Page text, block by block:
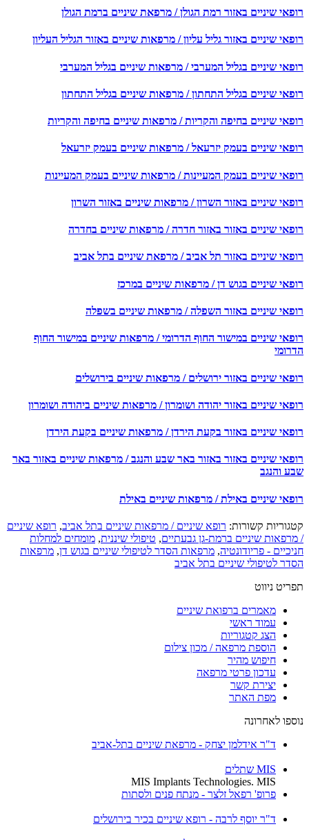
שיניים באזור רמת הגולן / מרפאת שיניים ברמת הגולן
שיניים באזור גליל עליון / מרפאות שיניים באזור הגליל העליון
שיניים בגליל המערבי / מרפאות שיניים בגליל המערבי
שיניים בגליל התחתון / מרפאות שיניים בגליל התחתון
שיניים בחיפה והקריות / מרפאות שיניים בחיפה והקריות
שיניים בעמק יזרעאל / מרפאות שיניים בעמק יזרעאל
שיניים בעמק המעיינות / מרפאות שיניים בעמק המעיינות
שיניים באזור השרון / מרפאות שיניים באזור השרון
שיניים באזור באזור חדרה / מרפאות שיניים בחדרה
שיניים באזור תל אביב / מרפאת שיניים בתל אביב
שיניים בגוש דן / מרפאות שיניים במרכז
שיניים באזור השפלה / מרפאות שיניים בשפלה
שיניים במישור החוף הדרומי / מרפאות שיניים במישור החוף
שיניים באזור ירושלים / מרפאות שיניים בירושלים
שיניים באזור יהודה ושומרון / מרפאות שיניים ביהודה ושומרון
שיניים באזור בקעת הירדן / מרפאות שיניים בקעת הירדן
שיניים באזור באזור באר שבע והנגב / מרפאות שיניים באזור באר
והנגב
שיניים באילת / מרפאות שיניים באילת
קשורות:רופא שיניים / מרפאות שיניים בתל אביב,רופא שיניים
שיניים ברמת-גן גבעתיים,טיפולי שיננית,מומחים למחלות
- פריודונטיה,מרפאות הסדר לטיפולי שיניים בגוש דן, מרפאות
לטיפולי שיניים בתל אביב
ניווט
מאמרים ברפואת שיניים
עמוד ראשי
הצג קטגוריות
הוספת מרפאה / מכון צילום
חיפוש מהיר
עדכון פרטי מרפאה
יצירת קשר
מפת האתר
לאחרונה
ד"ר אידלמן יצחק - מרפאת שיניים בתל-אביב
MIS שתלים
MIS Implants Technologies. MIS
פרופ' רפאל זלצר - מנתח פנים ולסתות
ד"ר יוסף לרבה - רופא שיניים בכיר בירושלים